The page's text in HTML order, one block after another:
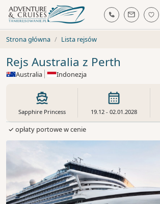
Strona główna Lista rejsów
Rejs Australia z Perth
Australia Indonezja
Sapphire Princess 19.12 - 02.01.2028
✓ opłaty portowe w cenie